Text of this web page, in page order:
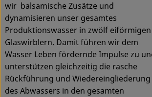
wir balsamische Zusätze und
dynamisieren unser gesamtes
Produktionswasser in zwölf eiförmigen
Glaswirblern. Damit führen wir dem
Wasser Leben fördernde Impulse zu
unterstützen gleichzeitig die rasche
Rückführung und Wiedereingliederung
des Abwassers in den gesamten